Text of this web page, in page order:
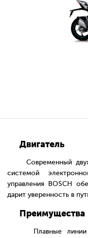
Двигатель
Современный
системой
управления BOSCH
дарит уверенность в
Преимущества
Плавные линии